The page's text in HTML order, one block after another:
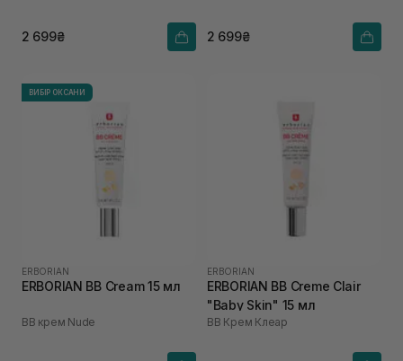
2 699₴ 2 699₴
ВИБІР ОКСАНИ
ERBORIAN
ERBORIAN BB Cream 15 мл
ВВ крем Nude
ERBORIAN
ERBORIAN BB Creme Clair
"Baby Skin" 15 мл
ВВ Крем Клеар